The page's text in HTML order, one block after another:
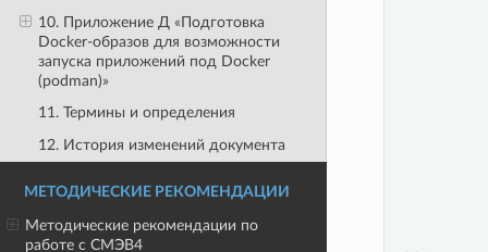
10. Приложение Д «Подготовка
Docker-образов для возможности
запуска приложений под Docker
(podman)»
11. Термины и определения
12. История изменений документа
МЕТОДИЧЕСКИЕ РЕКОМЕНДАЦИИ
Методические рекомендации по
работе с СМЭВ4